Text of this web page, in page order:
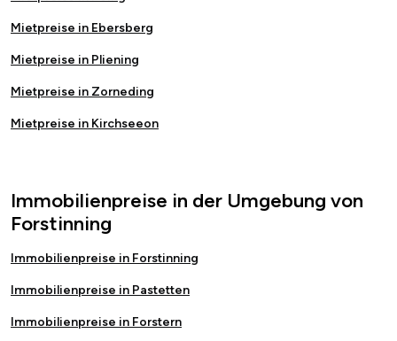
Mietpreise in Ebersberg
Mietpreise in Pliening
Mietpreise in Zorneding
Mietpreise in Kirchseeon
Immobilienpreise in der Umgebung von
Forstinning
Immobilienpreise in Forstinning
Immobilienpreise in Pastetten
Immobilienpreise in Forstern